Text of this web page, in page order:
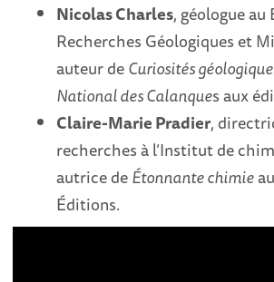
Nicolas Charles, géologue au
Recherches Géologiques et
auteur deCuriosités
National des Calanques aux
Claire-Marie Pradier,
recherches à l’Institut de
autrice deÉtonnante chimie
Éditions.